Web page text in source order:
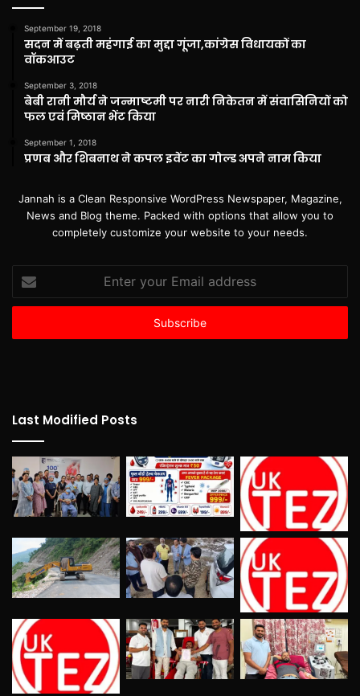
September 19, 2018
सदन में बढ़ती महंगाई का मुद्दा गूंजा,कांग्रेस विधायकों का
वॉकआउट
September 3, 2018
बेबी रानी मौर्य ने जन्माष्टमी पर नारी निकेतन में संवासिनियों को
फल एवं मिष्ठान भेंट किया
September 1, 2018
प्रणब और शिबनाथ ने कपल इवेंट का गोल्ड अपने नाम किया
Jannah is a Clean Responsive WordPress Newspaper, Magazine,
News and Blog theme. Packed with options that allow you to
completely customize your website to your needs.
your
Email
Last Modified Posts